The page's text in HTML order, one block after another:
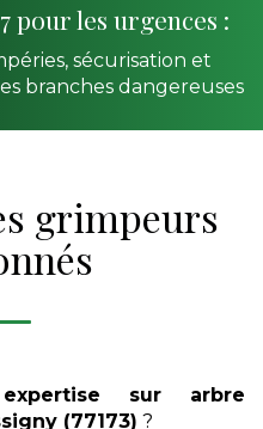
pour les urgences :
sécurisation et
branches dangereuses
grimpeurs
expertise sur arbre
(77173) ?